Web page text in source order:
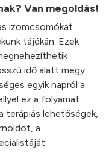
Van megoldás!
izomcsomókat
tájékán. Ezek
idő alatt megy
egyik napról a
ez a folyamat
terápiás lehetőségek,
a